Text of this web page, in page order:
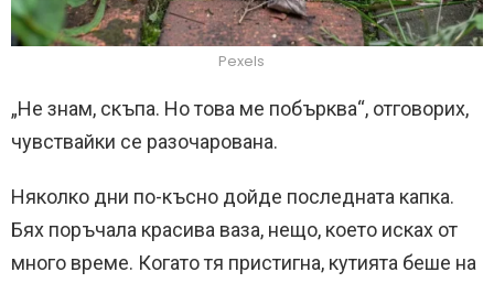
Pexels
„Не знам, скъпа. Но това ме побърква“, отговорих,
чувствайки се разочарована.
Няколко дни по-късно дойде последната капка.
Бях поръчала красива ваза, нещо, което исках от
много време. Когато тя пристигна, кутията беше на